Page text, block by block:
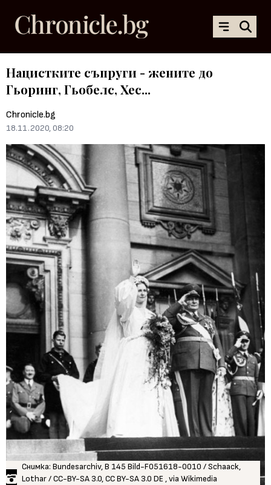
Нацистките съпруги - жените до
Гьоринг, Гьобелс, Хес...
Chronicle.bg
18.11.2020, 08:20
Снимка: Bundesarchiv, B 145 Bild-F051618-0010 / Schaack,
Lothar / CC-BY-SA 3.0, CC BY-SA 3.0 DE , via Wikimedia